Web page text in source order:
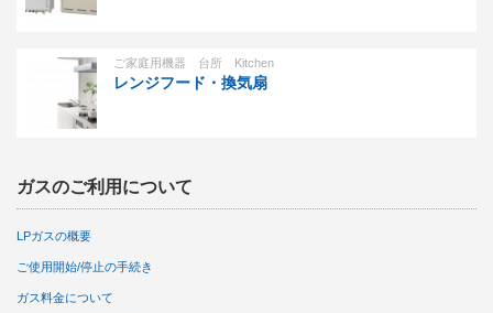
ご家庭用機器 台所 Kitchen
レンジフード・換気扇
ガスのご利用について
LPガスの概要
ご使用開始/停止の手続き
ガス料金について